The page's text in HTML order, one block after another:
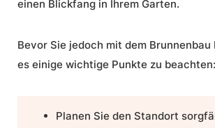
einen Blickfang in Ihrem Garten.
Bevor Sie jedoch mit dem Brunnenbau
es einige wichtige Punkte zu beachten:
Planen Sie den Standort